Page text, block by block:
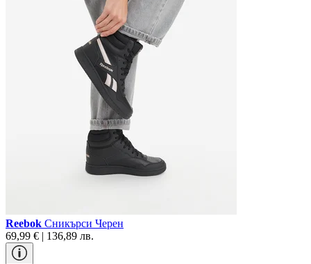
Reebok Сникърси Черен
69,99 € | 136,89 лв.